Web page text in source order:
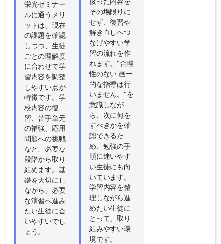
栄光ゼミナー
ルに通うメリ
ットは、現在
の課題を確認
しつつ、生徒
ごとの理解度
に合わせて学
習内容を調整
しやすい点が
特徴です。学
校内容の復
習、苦手単元
の補強、応用
問題への挑戦
など、必要な
段階から取り
組めます。基
礎を大切にし
ながら、必要
な演習へ進み
たい生徒に合
いやすいでし
ょう。
その場限りに
せず、復習や
解き直しへつ
なげやすい学
習の流れを作
れます。"合理
性のない 画一
的な指導は行
いません。"を
意識しなが
ら、次に何を
すべきかを確
認できるた
め、勉強の手
順に迷いやす
い生徒にも向
いています。
学習内容を整
理しながら進
めたい生徒に
とって、取り
組みやすい環
境です。